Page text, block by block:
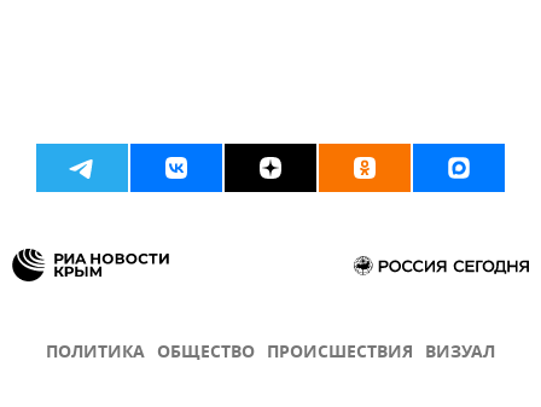
ПОЛИТИКА ОБЩЕСТВО ПРОИСШЕСТВИЯ ВИЗУАЛ